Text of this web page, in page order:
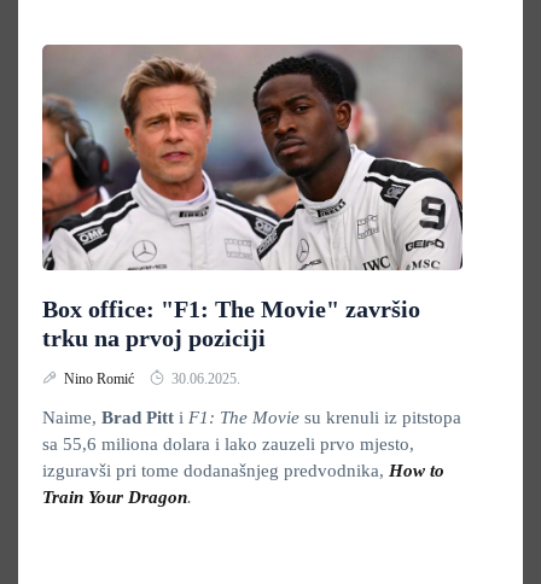
Box office: "F1: The Movie" završio
trku na prvoj poziciji
Nino Romić 30.06.2025.
Naime, Brad Pitt i F1: The Movie su krenuli iz pitstopa
sa 55,6 miliona dolara i lako zauzeli prvo mjesto,
izguravši pri tome dodanašnjeg predvodnika, How to
Train Your Dragon.